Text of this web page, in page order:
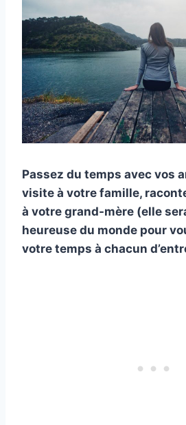
Passez du temps avec vos
visite à votre famille,
à votre grand-mère (elle
heureuse du monde pour
votre temps à chacun